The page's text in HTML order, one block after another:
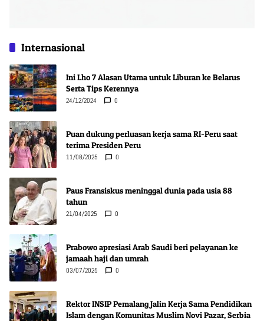
Internasional
Ini Lho 7 Alasan Utama untuk Liburan ke Belarus
Serta Tips Kerennya
24/12/2024 0
Puan dukung perluasan kerja sama RI-Peru saat
terima Presiden Peru
11/08/2025 0
Paus Fransiskus meninggal dunia pada usia 88
tahun
21/04/2025 0
Prabowo apresiasi Arab Saudi beri pelayanan ke
jamaah haji dan umrah
03/07/2025 0
Rektor INSIP Pemalang Jalin Kerja Sama Pendidikan
Islam dengan Komunitas Muslim Novi Pazar, Serbia